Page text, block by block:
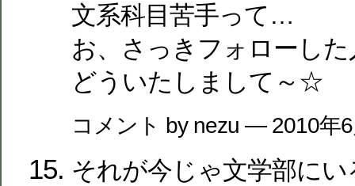
文系科目苦手って…
お、さっきフォローし
どういたしまして～☆
コメント by nezu — 2010年
それが今じゃ文学部にい